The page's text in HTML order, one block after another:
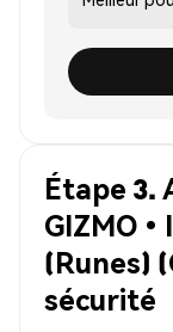
Étape 3.
(Runes)
sécurité